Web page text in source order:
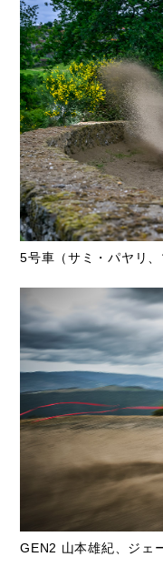
5号車（サミ・パヤリ、
GEN2 山本雄紀、ジェ